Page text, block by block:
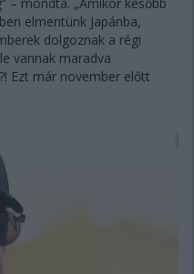
elmentünk Japánba,
dolgoznak a régi
vannak maradva
Ezt már november előtt